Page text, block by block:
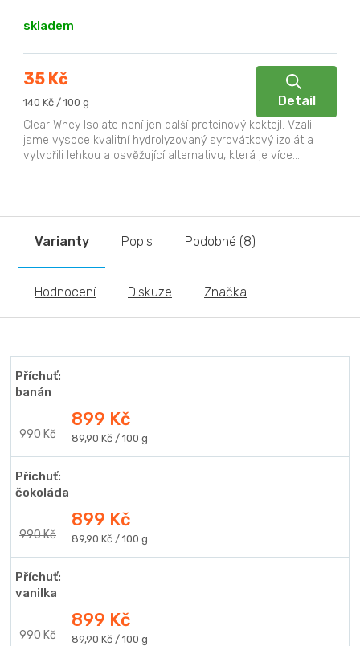
skladem
35 Kč
Měrná
140 Kč / 100 g Detail
Clear Whey Isolate není jen další proteinový koktejl. Vzali
jsme vysoce kvalitní hydrolyzovaný syrovátkový izolát a
vytvořili lehkou a osvěžující alternativu, která je více...
Varianty Popis Podobné (8)
Hodnocení Diskuze Značka
Příchuť:
banán
990 Kč
899 Kč
Měrná
89,90 Kč / 100 g
Příchuť:
čokoláda
990 Kč
899 Kč
Měrná
89,90 Kč / 100 g
Příchuť:
vanilka
990 Kč
899 Kč
Měrná
89,90 Kč / 100 g